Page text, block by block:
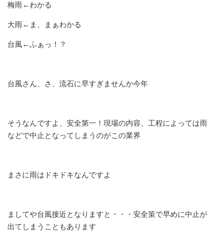
梅雨←わかる
大雨←ま、まぁわかる
台風←ふぁっ！？
台風さん、さ、流石に早すぎませんか今年
そうなんですよ、安全第一！現場の内容、工程によっては雨
などで中止となってしまうのがこの業界
まさに雨はドキドキなんですよ
ましてや台風接近となりますと・・・安全策で早めに中止が
出てしまうこともあります